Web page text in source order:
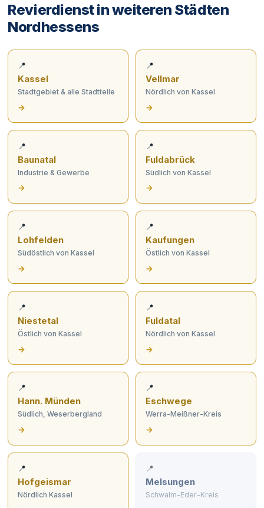
Revierdienst in weiteren Städten
Nordhessens
📍
Kassel
Stadtgebiet & alle Stadtteile
→
📍
Vellmar
Nördlich von Kassel
→
📍
Baunatal
Industrie & Gewerbe
→
📍
Fuldabrück
Südlich von Kassel
→
📍
Lohfelden
Südöstlich von Kassel
→
📍
Kaufungen
Östlich von Kassel
→
📍
Niestetal
Östlich von Kassel
→
📍
Fuldatal
Nördlich von Kassel
→
📍
Hann. Münden
Südlich, Weserbergland
→
📍
Eschwege
Werra-Meißner-Kreis
→
📍
Hofgeismar
Nördlich Kassel
📍
Melsungen
Schwalm-Eder-Kreis